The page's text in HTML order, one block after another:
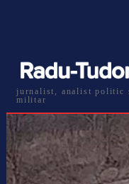
jurnalist, analist politic
militar